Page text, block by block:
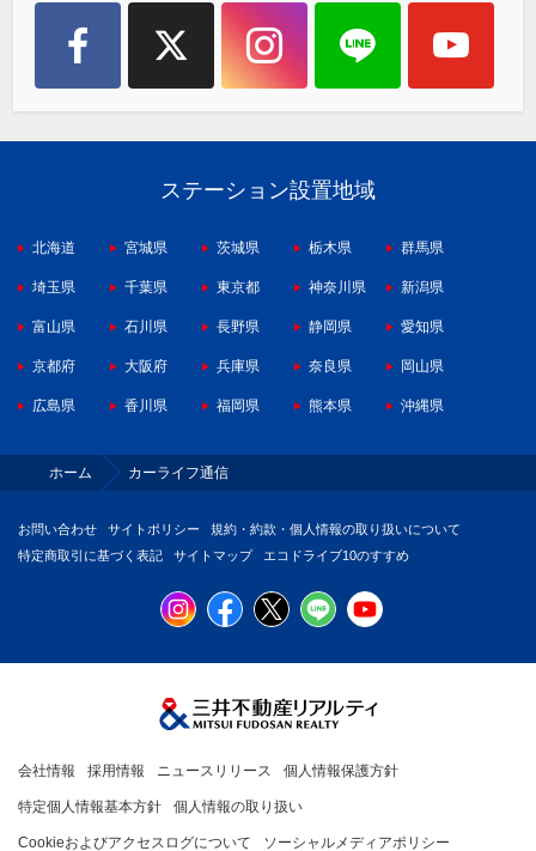
ステーション設置地域
北海道 宮城県 茨城県 栃木県 群馬県
埼玉県 千葉県 東京都 神奈川県 新潟県
富山県 石川県 長野県 静岡県 愛知県
京都府 大阪府 兵庫県 奈良県 岡山県
広島県 香川県 福岡県 熊本県 沖縄県
ホーム カーライフ通信
お問い合わせ サイトポリシー
規約・約款・個人情報の取り扱いについて
特定商取引に基づく表記
サイトマップ エコドライブ10のすすめ
会社情報 採用情報 ニュースリリース 個人情報保護方針
特定個人情報基本方針 個人情報の取り扱い
Cookieおよびアクセスログについて ソーシャルメディアポリシー